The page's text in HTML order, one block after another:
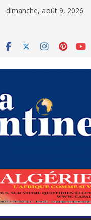
dimanche, août 9, 2026